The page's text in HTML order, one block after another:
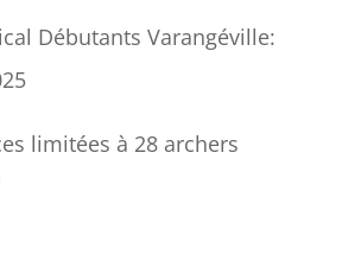
Débutants Varangéville:
limitées à 28 archers